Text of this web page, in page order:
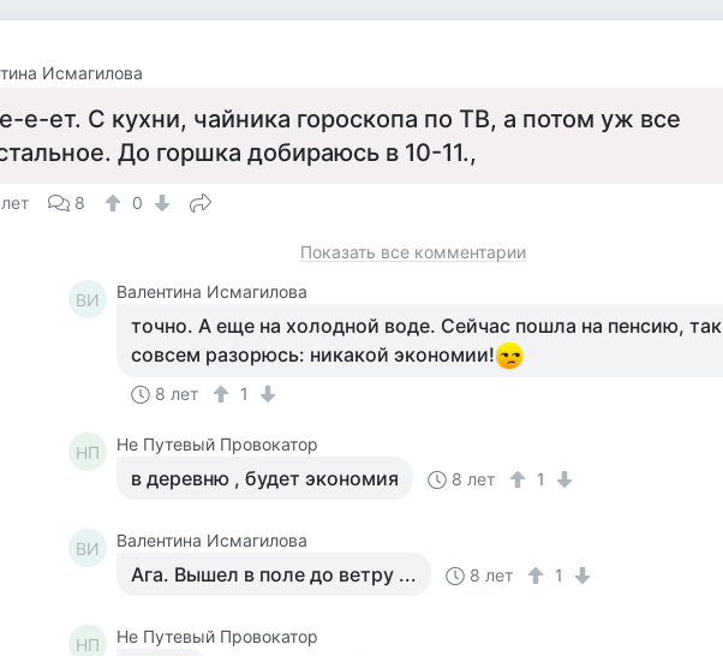
Исмагилова
е-ет. С кухни, чайника гороскопа по ТВ, а потом уж все
До горшка добираюсь в 10-11.,
8 0
Показать все комментарии
ВИ Валентина Исмагилова
точно. А еще на холодной воде. Сейчас пошла на пенсию, так
совсем разорюсь: никакой экономии!
8 лет 1
НП Не Путевый Провокатор
в деревню , будет экономия 8 лет 1
ВИ Валентина Исмагилова
Ага. Вышел в поле до ветру ... 8 лет 1
НП
Не Путевый Провокатор